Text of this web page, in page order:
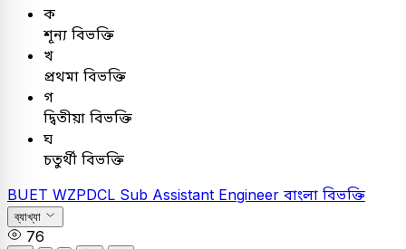
ক
শূন্য বিভক্তি
খ
প্রথমা বিভক্তি
গ
দ্বিতীয়া বিভক্তি
ঘ
চতুর্থী বিভক্তি
BUET WZPDCL Sub Assistant Engineer বাংলা বিভক্তি
ব্যাখ্যা
76